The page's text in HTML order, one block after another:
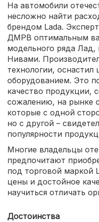
На автомобили
несложно найти
брендом Lada.
ДМРВ оптимальным
модельного ряда Лад,
Нивами.
технологии,
оборудованием. Это
качество продукции,
сожалению, на рынке
которые с одной
но с другой –
популярности
Многие владельцы
предпочитают
под торговой маркой
цены и достойное
научиться отличать
Достоинства